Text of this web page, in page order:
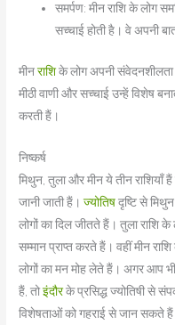
समर्पण: मीन राशि के लोग
सच्चाई होती है। वे अपनी
मीनराशिके लोग अपनी संवेदनशीलता
मीठी वाणी और सच्चाई उन्हें विशेष
करती हैं।
निष्कर्ष
मिथुन, तुला और मीन ये तीन राशियाँ
जानी जाती हैं।ज्योतिषदृष्टि से
लोगों का दिल जीतते हैं। तुला राशि
सम्मान प्राप्त करते हैं। वहीं मीन
लोगों का मन मोह लेते हैं। अगर आप
हैं, तोइंदौरके प्रसिद्ध ज्योतिषीसे
विशेषताओं को गहराई से जान सकते